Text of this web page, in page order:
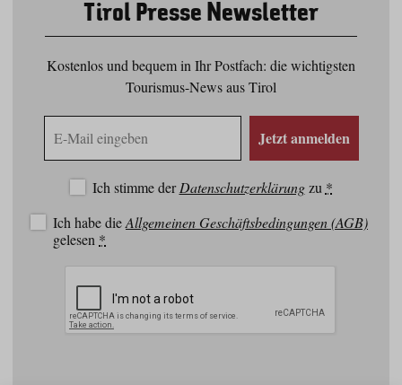
Tirol Presse Newsletter
Kostenlos und bequem in Ihr Postfach: die wichtigsten
Tourismus-News aus Tirol
Mail
Jetzt anmelden
Ich stimme derDatenschutzerklärungzu *
Ich habe dieAllgemeinen Geschäftsbedingungen (AGB)
gelesen *